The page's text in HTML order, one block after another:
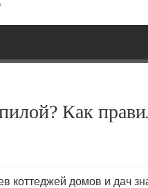
Как
коттеджей домов и дач